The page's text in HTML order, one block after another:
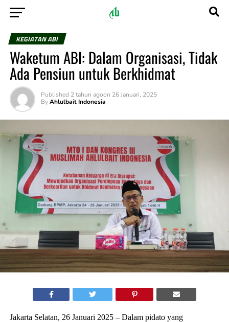
KEGIATAN ABI
Waketum ABI: Dalam Organisasi, Tidak
Ada Pensiun untuk Berkhidmat
Published 2 tahun agoon 26 Januari, 2025
By Ahlulbait Indonesia
Jakarta Selatan, 26 Januari 2025 – Dalam pidato yang